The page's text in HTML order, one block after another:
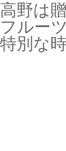
高野は
フルー
特別な